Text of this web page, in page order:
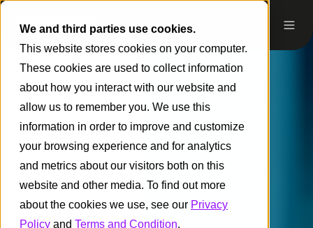
We and third parties use cookies.
This website stores cookies on your computer.
These cookies are used to collect information
about how you interact with our website and
allow us to remember you. We use this
information in order to improve and customize
your browsing experience and for analytics
and metrics about our visitors both on this
website and other media. To find out more
about the cookies we use, see our Privacy
Policy and Terms and Condition.